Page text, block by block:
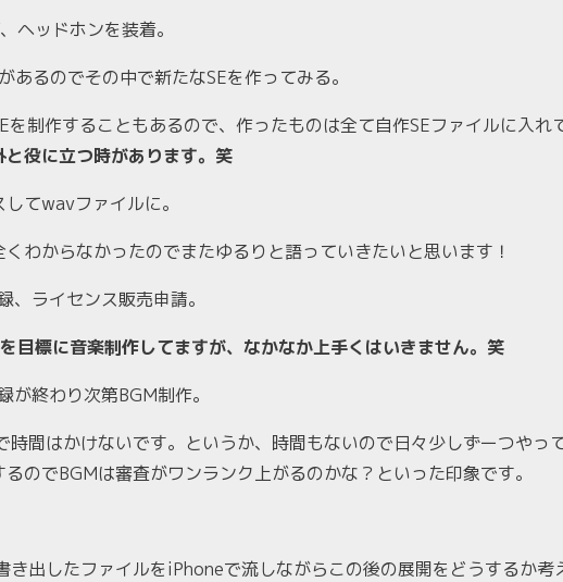
ヘッドホンを装着。
るのでその中で新たなSEを作ってみる。
制作することもあるので、作ったものは全て自作SEファイルに入れ
役に立つ時があります。笑
てwavファイルに。
わからなかったのでまたゆるりと語っていきたいと思います！
ライセンス販売申請。
目標に音楽制作してますが、なかなか上手くはいきません。笑
終わり次第BGM制作。
時間はかけないです。というか、時間もないので日々少しずーつや
のでBGMは審査がワンランク上がるのかな？といった印象です。
出したファイルをiPhoneで流しながらこの後の展開をどうするか考